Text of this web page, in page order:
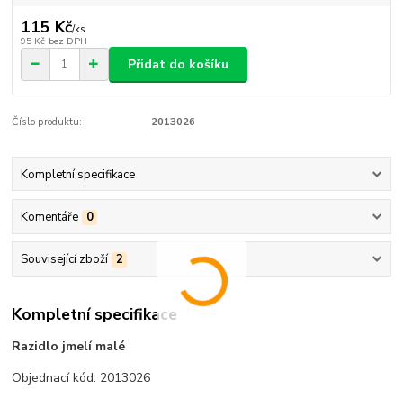
115 Kč/ks
95 Kč bez DPH
Přidat do košíku
Číslo produktu: 2013026
Kompletní specifikace
Komentáře 0
Související zboží 2
Kompletní specifikace
Razidlo jmelí malé
Objednací kód: 2013026